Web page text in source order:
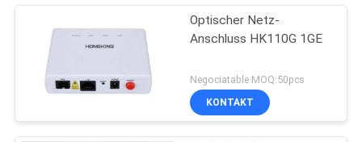
Optischer Netz-
Anschluss HK110G 1GE
Negociatable MOQ:50pcs
KONTAKT